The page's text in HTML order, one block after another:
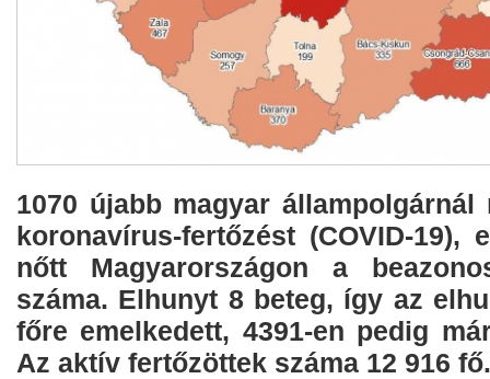
1070 újabb magyar
koronavírus-fertőzést (COVID-19),
nőtt Magyarországon a
száma. Elhunyt 8 beteg, így az
főre emelkedett, 4391-en pedig
Az aktív fertőzöttek száma 12 916 fő.